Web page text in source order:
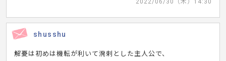
2022/06/30（木）14:30
shusshu
解憂は初めは機転が利いて溌剌とした主人公で、